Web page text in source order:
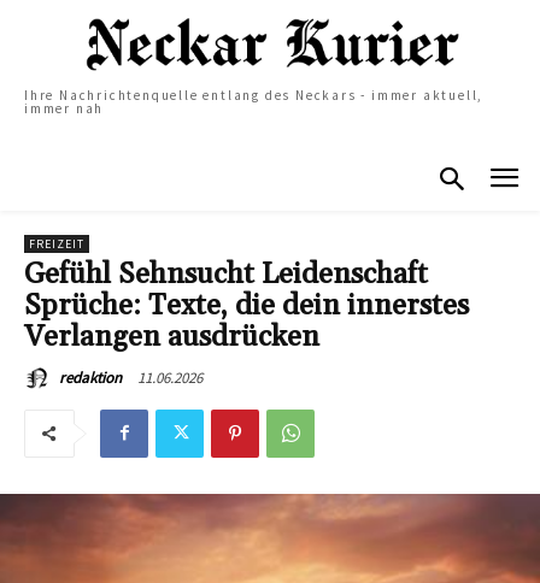
Ihre Nachrichtenquelle entlang des Neckars - immer aktuell,
immer nah
FREIZEIT
Gefühl Sehnsucht Leidenschaft
Sprüche: Texte, die dein innerstes
Verlangen ausdrücken
redaktion 11.06.2026